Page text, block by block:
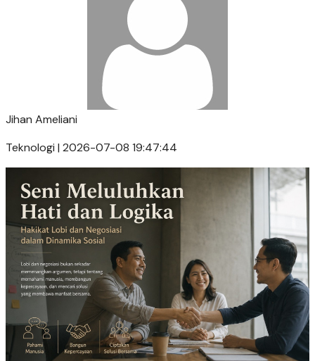
Jihan Ameliani
Teknologi | 2026-07-08 19:47:44